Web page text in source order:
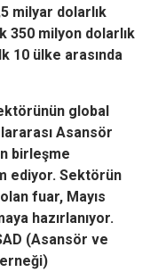
milyar dolarlık
350 milyon dolarlık
10 ülke arasında
global
Asansör
birleşme
ediyor. Sektörün
fuar, Mayıs
hazırlanıyor.
(Asansör ve